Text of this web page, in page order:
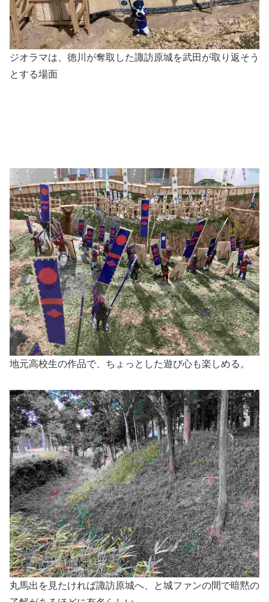
ジオラマは、徳川が奪取した諏訪原城を武田が取り返そう
とする場面
地元高校生の作品で、ちょっとした遊び心も楽しめる。
丸馬出を見たければ諏訪原城へ、と城ファンの間で暗黙の